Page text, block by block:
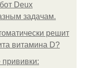
Deux
задачам.
решит
витамина D?
прививки: